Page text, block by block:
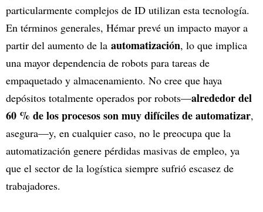
particularmente complejos de ID utilizan esta tecnología.
En términos generales, Hémar prevé un impacto mayor a
partir del aumento de la automatización, lo que implica
una mayor dependencia de robots para tareas de
empaquetado y almacenamiento. No cree que haya
depósitos totalmente operados por robots—alrededor del
60 % de los procesos son muy difíciles de automatizar,
asegura—y, en cualquier caso, no le preocupa que la
automatización genere pérdidas masivas de empleo, ya
que el sector de la logística siempre sufrió escasez de
trabajadores.